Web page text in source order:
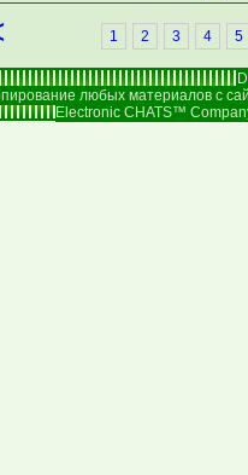
1 2 3 4 5
любых материалов с
Electronic CHATS™